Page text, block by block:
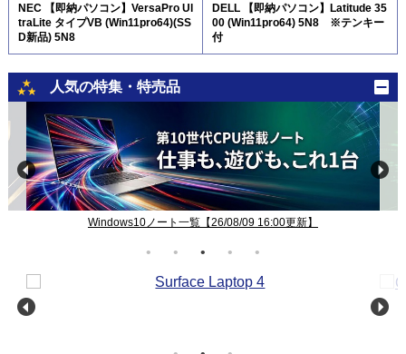
NEC 【即納パソコン】VersaPro Ul
traLite タイプVB (Win11pro64)(SS
D新品) 5N8
DELL 【即納パソコン】Latitude 35
00 (Win11pro64) 5N8 ※テンキー
付
人気の特集・特売品
Windows10ノート一覧【26/08/09 16:00更新】